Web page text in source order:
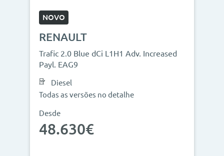
NOVO
RENAULT
Trafic 2.0 Blue dCi L1H1 Adv. Increased
Payl. EAG9
Diesel
Todas as versões no detalhe
Desde
48.630€